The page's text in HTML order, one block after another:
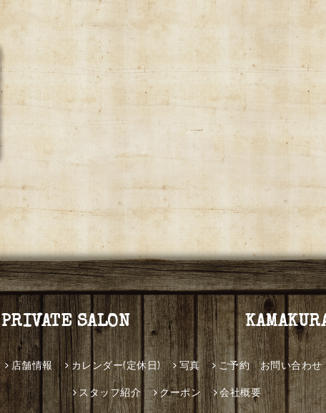
PRIVATE SALON
店舗情報 カレンダー(定休日) 写真 ご予約 お問い合わせ
スタッフ紹介 クーポン 会社概要